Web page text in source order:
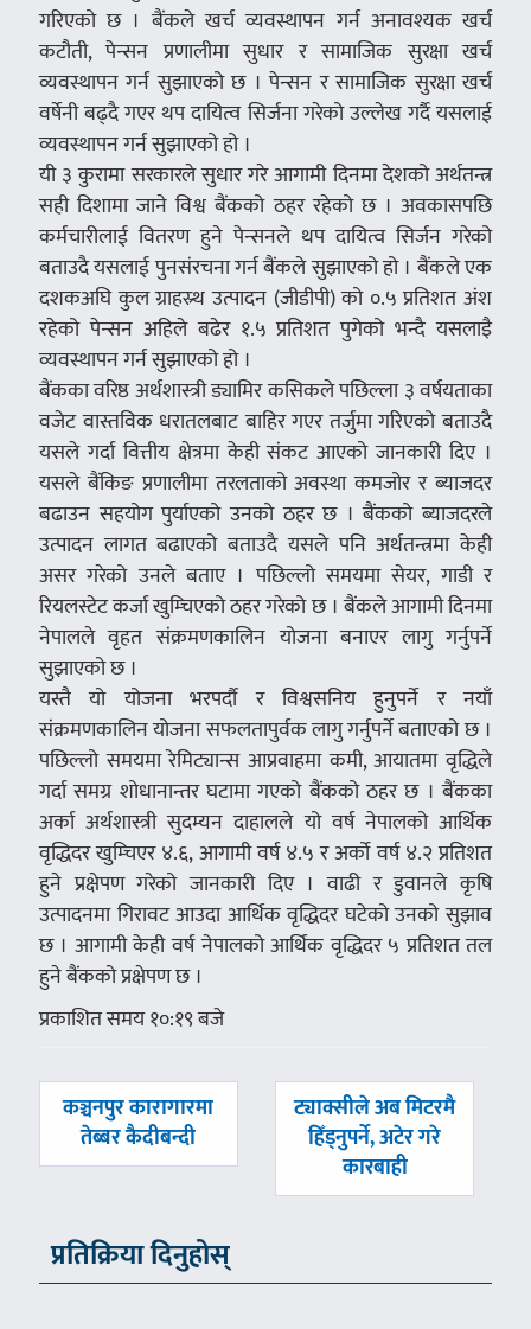
गरिएको छ । बैंकले खर्च व्यवस्थापन गर्न अनावश्यक खर्च
कटौती, पेन्सन प्रणालीमा सुधार र सामाजिक सुरक्षा खर्च
व्यवस्थापन गर्न सुझाएको छ । पेन्सन र सामाजिक सुरक्षा खर्च
वर्षेनी बढ्दै गएर थप दायित्व सिर्जना गरेको उल्लेख गर्दै यसलाई
व्यवस्थापन गर्न सुझाएको हो ।
यी ३ कुरामा सरकारले सुधार गरे आगामी दिनमा देशको अर्थतन्त्र
सही दिशामा जाने विश्व बैंकको ठहर रहेको छ । अवकासपछि
कर्मचारीलाई वितरण हुने पेन्सनले थप दायित्व सिर्जन गरेको
बताउदै यसलाई पुनसंरचना गर्न बैंकले सुझाएको हो । बैंकले एक
दशकअघि कुल ग्राहस्र्थ उत्पादन (जीडीपी) को ०.५ प्रतिशत अंश
रहेको पेन्सन अहिले बढेर १.५ प्रतिशत पुगेको भन्दै यसलाइै
व्यवस्थापन गर्न सुझाएको हो ।
बैंकका वरिष्ठ अर्थशास्त्री ड्यामिर कसिकले पछिल्ला ३ वर्षयताका
वजेट वास्तविक धरातलबाट बाहिर गएर तर्जुमा गरिएको बताउदै
यसले गर्दा वित्तीय क्षेत्रमा केही संकट आएको जानकारी दिए ।
यसले बैंकिङ प्रणालीमा तरलताको अवस्था कमजोर र ब्याजदर
बढाउन सहयोग पुर्याएको उनको ठहर छ । बैंकको ब्याजदरले
उत्पादन लागत बढाएको बताउदै यसले पनि अर्थतन्त्रमा केही
असर गरेको उनले बताए । पछिल्लो समयमा सेयर, गाडी र
रियलस्टेट कर्जा खुम्चिएको ठहर गरेको छ । बैंकले आगामी दिनमा
नेपालले वृहत संक्रमणकालिन योजना बनाएर लागु गर्नुपर्ने
सुझाएको छ ।
यस्तै यो योजना भरपर्दौ र विश्वसनिय हुनुपर्ने र नयाँ
संक्रमणकालिन योजना सफलतापुर्वक लागु गर्नुपर्ने बताएको छ ।
पछिल्लो समयमा रेमिट्यान्स आप्रवाहमा कमी, आयातमा वृद्धिले
गर्दा समग्र शोधानान्तर घटामा गएको बैंकको ठहर छ । बैंकका
अर्का अर्थशास्त्री सुदम्यन दाहालले यो वर्ष नेपालको आर्थिक
वृद्धिदर खुम्चिएर ४.६, आगामी वर्ष ४.५ र अर्को वर्ष ४.२ प्रतिशत
हुने प्रक्षेपण गरेको जानकारी दिए । वाढी र डुवानले कृषि
उत्पादनमा गिरावट आउदा आर्थिक वृद्धिदर घटेको उनको सुझाव
छ । आगामी केही वर्ष नेपालको आर्थिक वृद्धिदर ५ प्रतिशत तल
हुने बैंकको प्रक्षेपण छ ।
प्रकाशित समय १०:१९ बजे
पछिल्लाे
कञ्चनपुर कारागारमा
तेब्बर कैदीबन्दी
अघिल्लाे
ट्याक्सीले अब मिटरमै
हिँड्नुपर्ने, अटेर गरे
कारबाही
प्रतिक्रिया दिनुहोस्